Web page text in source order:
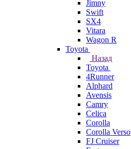
Jimny
Swift
SX4
Vitara
Wagon R
Toyota
Назад
Toyota
4Runner
Alphard
Avensis
Camry
Celica
Corolla
Corolla Verso
FJ Cruiser